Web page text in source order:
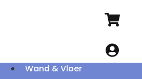
Wand & Vloer